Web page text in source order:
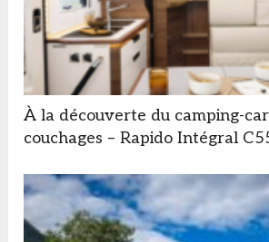
À la découverte du camping-
couchages – Rapido Intégral